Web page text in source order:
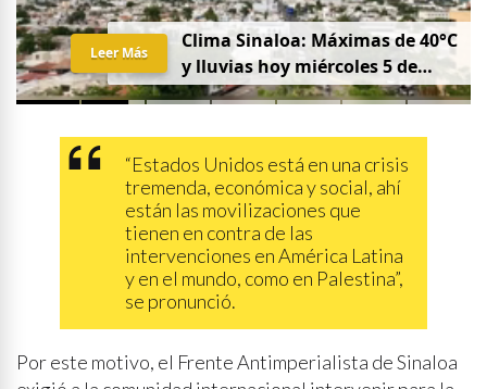
Clima Sinaloa: Máximas de 40°C
y lluvias hoy miércoles 5 de
agosto
Leer Más
“Estados Unidos está en una crisis
tremenda, económica y social, ahí
están las movilizaciones que
tienen en contra de las
intervenciones en América Latina
y en el mundo, como en Palestina”,
se pronunció.
Por este motivo, el Frente Antimperialista de Sinaloa